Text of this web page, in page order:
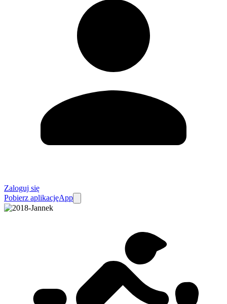
Zaloguj się
Pobierz aplikacjęApp